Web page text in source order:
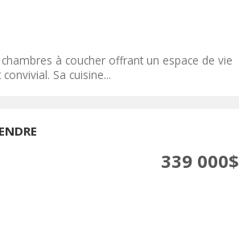
à coucher offrant un espace de vie
Sa cuisine...
339 000$